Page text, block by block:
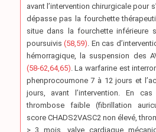
avant l’intervention chirurgicale pour
dépasse pas la fourchette
situe dans la fourchette inférieure
poursuivis(58,59) . En cas
hémorragique, la suspension des
(58-62,64,65) . La warfarine est
phenprocoumone 7 à 12 jours et
jours, avant l’intervention. En
thrombose faible (fibrillation
score CHADS2VASC2 non élevé,
> 3 mois, valve cardiaque